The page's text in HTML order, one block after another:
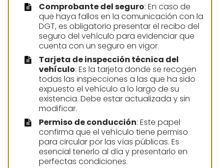
Comprobante del seguro: En caso de
que haya fallos en la comunicación con la
DGT, es obligatorio presentar el recibo del
seguro del vehículo para evidenciar que
cuenta con un seguro en vigor.
Tarjeta de inspección técnica del
vehículo: Es la tarjeta donde se recogen
todas las inspecciones a las que ha sido
expuesto el vehículo a lo largo de su
existencia. Debe estar actualizada y sin
modificar.
Permiso de conducción: Este papel
confirma que el vehículo tiene permiso
para circular por las vías públicas. Es
esencial tenerlo al día y presentarlo en
perfectas condiciones.